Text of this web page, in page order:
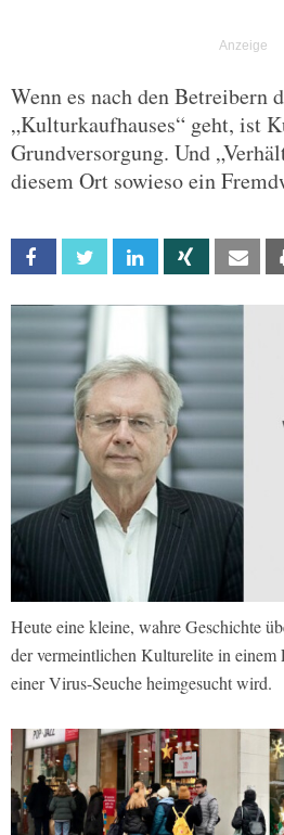
Wenn es nach den Betreibern
„Kulturkaufhauses“ geht, ist
Grundversorgung. Und
diesem Ort sowieso ein
Facebook Twitter Linkedin Xing
Heute eine kleine, wahre Geschichte
der vermeintlichen Kulturelite in einem
einer Virus-Seuche heimgesucht wird.